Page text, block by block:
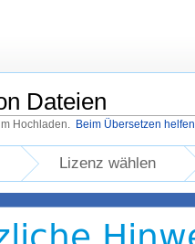
Dateien
Hochladen. Beim Übersetzen helfen
Lizenz wählen